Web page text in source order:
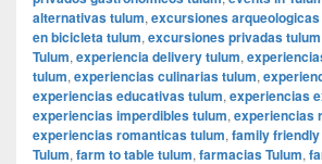
alternativas tulum, excursiones
en bicicleta tulum, excursiones privadas tulum
Tulum, experiencia delivery tulum,
tulum, experiencias culinarias tulum,
experiencias educativas tulum, experiencias
experiencias imperdibles tulum, experiencias
experiencias romanticas tulum, family
Tulum, farm to table tulum, farmacias Tulum,